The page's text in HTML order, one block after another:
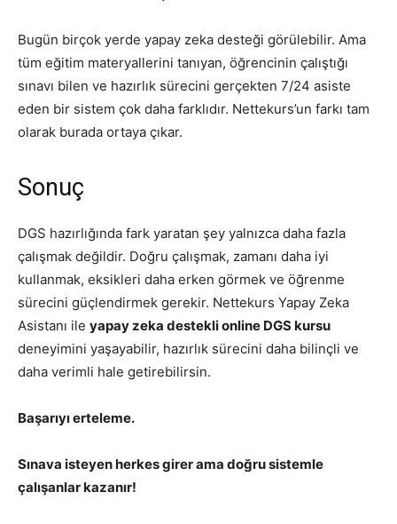
Bugün birçok yerde yapay zeka desteği görülebilir. Ama
tüm eğitim materyallerini tanıyan, öğrencinin çalıştığı
sınavı bilen ve hazırlık sürecini gerçekten 7/24 asiste
eden bir sistem çok daha farklıdır. Nettekurs’un farkı tam
olarak burada ortaya çıkar.
Sonuç
DGS hazırlığında fark yaratan şey yalnızca daha fazla
çalışmak değildir. Doğru çalışmak, zamanı daha iyi
kullanmak, eksikleri daha erken görmek ve öğrenme
sürecini güçlendirmek gerekir. Nettekurs Yapay Zeka
Asistanı ile yapay zeka destekli online DGS kursu
deneyimini yaşayabilir, hazırlık sürecini daha bilinçli ve
daha verimli hale getirebilirsin.
Başarıyı erteleme.
Sınava isteyen herkes girer ama doğru sistemle
çalışanlar kazanır!